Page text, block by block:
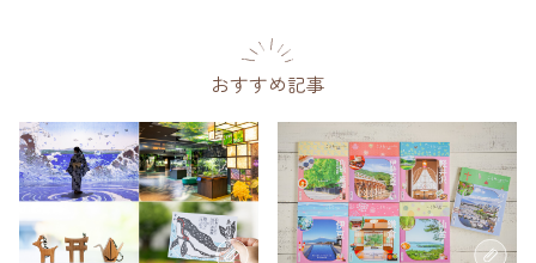
おすすめ記事